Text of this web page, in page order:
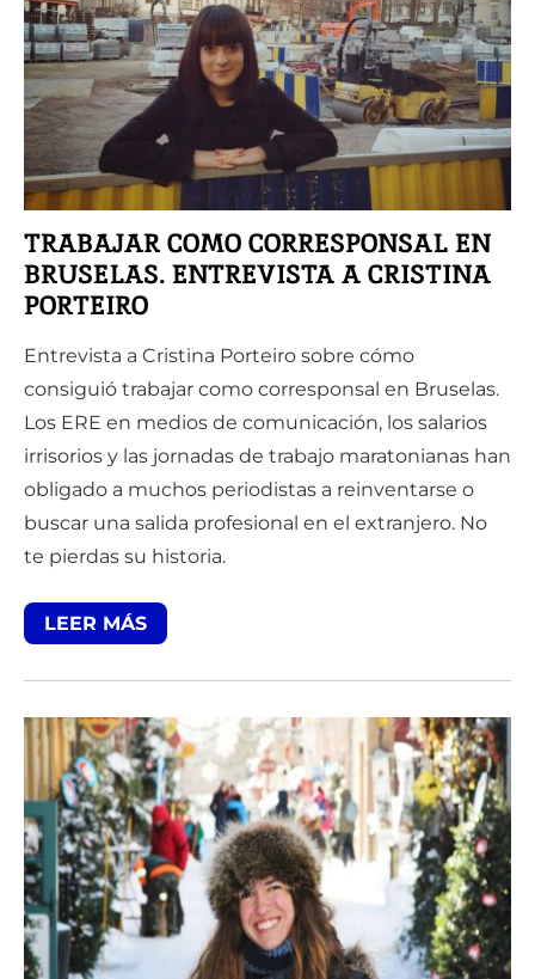
TRABAJAR COMO CORRESPONSAL EN
BRUSELAS. ENTREVISTA A CRISTINA
PORTEIRO
Entrevista a Cristina Porteiro sobre cómo
consiguió trabajar como corresponsal en Bruselas.
Los ERE en medios de comunicación, los salarios
irrisorios y las jornadas de trabajo maratonianas han
obligado a muchos periodistas a reinventarse o
buscar una salida profesional en el extranjero. No
te pierdas su historia.
LEER MÁS